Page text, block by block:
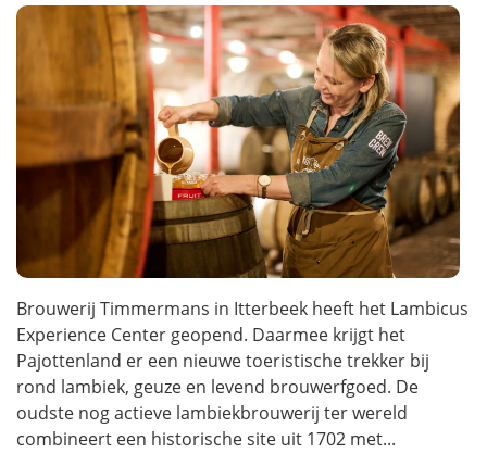
Brouwerij Timmermans in Itterbeek heeft het Lambicus
Experience Center geopend. Daarmee krijgt het
Pajottenland er een nieuwe toeristische trekker bij
rond lambiek, geuze en levend brouwerfgoed. De
oudste nog actieve lambiekbrouwerij ter wereld
combineert een historische site uit 1702 met...